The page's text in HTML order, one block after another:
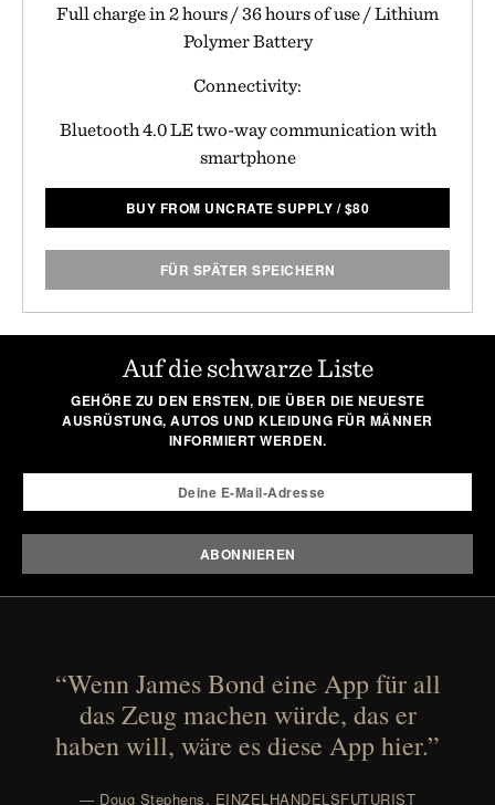
Full charge in 2 hours / 36 hours of use / Lithium
Polymer Battery
Connectivity:
Bluetooth 4.0 LE two-way communication with
smartphone
BUY FROM UNCRATE SUPPLY /$80
FÜR SPÄTER SPEICHERN
Auf die schwarze Liste
GEHÖRE ZU DEN ERSTEN, DIE ÜBER DIE NEUESTE
AUSRÜSTUNG, AUTOS UND KLEIDUNG FÜR MÄNNER
INFORMIERT WERDEN.
“Wenn James Bond eine App für all
das Zeug machen würde, das er
haben will, wäre es diese App hier.”
— Doug Stephens, EINZELHANDELSFUTURIST